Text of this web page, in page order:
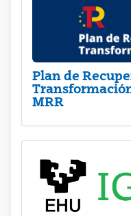
Plan de
MRR